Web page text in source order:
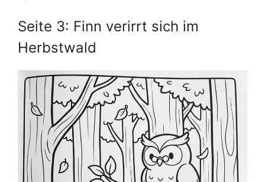
Seite 3: Finn verirrt sich im
Herbstwald